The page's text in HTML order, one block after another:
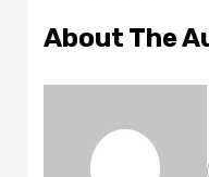
About The